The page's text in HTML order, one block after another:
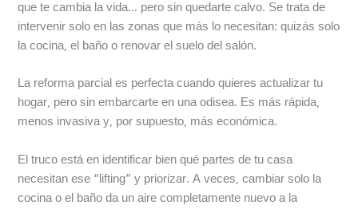
que te cambia la vida… pero sin quedarte calvo. Se trata de
intervenir solo en las zonas que más lo necesitan: quizás solo
la cocina, el baño o renovar el suelo del salón.
La reforma parcial es perfecta cuando quieres actualizar tu
hogar, pero sin embarcarte en una odisea. Es más rápida,
menos invasiva y, por supuesto, más económica.
El truco está en identificar bien qué partes de tu casa
necesitan ese “lifting” y priorizar. A veces, cambiar solo la
cocina o el baño da un aire completamente nuevo a la